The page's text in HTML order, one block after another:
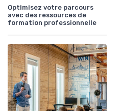
Optimisez votre parcours
avec des ressources de
formation professionnelle